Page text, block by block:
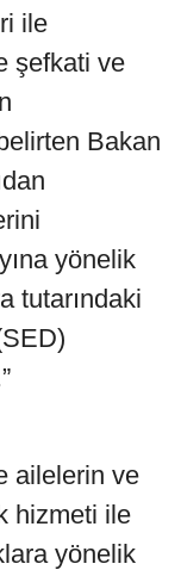
ile
şefkati ve
Bakan
yönelik
tutarındaki
ailelerin ve
hizmeti ile
yönelik